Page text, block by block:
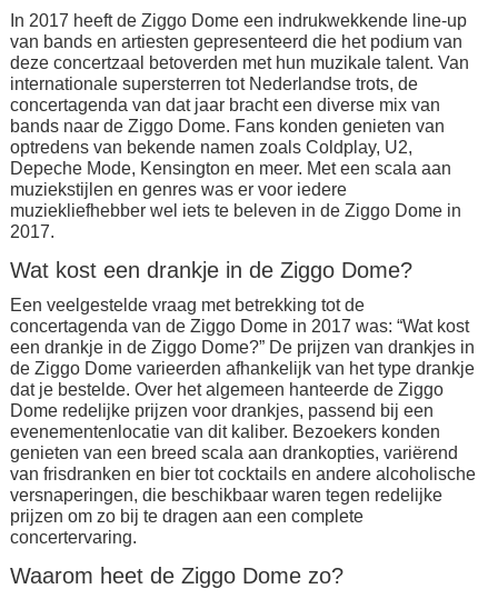
In 2017 heeft de Ziggo Dome een indrukwekkende line-up
van bands en artiesten gepresenteerd die het podium van
deze concertzaal betoverden met hun muzikale talent. Van
internationale supersterren tot Nederlandse trots, de
concertagenda van dat jaar bracht een diverse mix van
bands naar de Ziggo Dome. Fans konden genieten van
optredens van bekende namen zoals Coldplay, U2,
Depeche Mode, Kensington en meer. Met een scala aan
muziekstijlen en genres was er voor iedere
muziekliefhebber wel iets te beleven in de Ziggo Dome in
2017.
Wat kost een drankje in de Ziggo Dome?
Een veelgestelde vraag met betrekking tot de
concertagenda van de Ziggo Dome in 2017 was: “Wat kost
een drankje in de Ziggo Dome?” De prijzen van drankjes in
de Ziggo Dome varieerden afhankelijk van het type drankje
dat je bestelde. Over het algemeen hanteerde de Ziggo
Dome redelijke prijzen voor drankjes, passend bij een
evenementenlocatie van dit kaliber. Bezoekers konden
genieten van een breed scala aan drankopties, variërend
van frisdranken en bier tot cocktails en andere alcoholische
versnaperingen, die beschikbaar waren tegen redelijke
prijzen om zo bij te dragen aan een complete
concertervaring.
Waarom heet de Ziggo Dome zo?